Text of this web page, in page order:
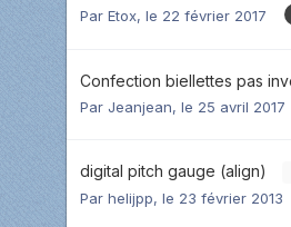
Par Etox, le 22 février 2017
Confection biellettes pas
Par Jeanjean, le 25 avril 2017
digital pitch gauge (align)
Par helijpp, le 23 février 2013